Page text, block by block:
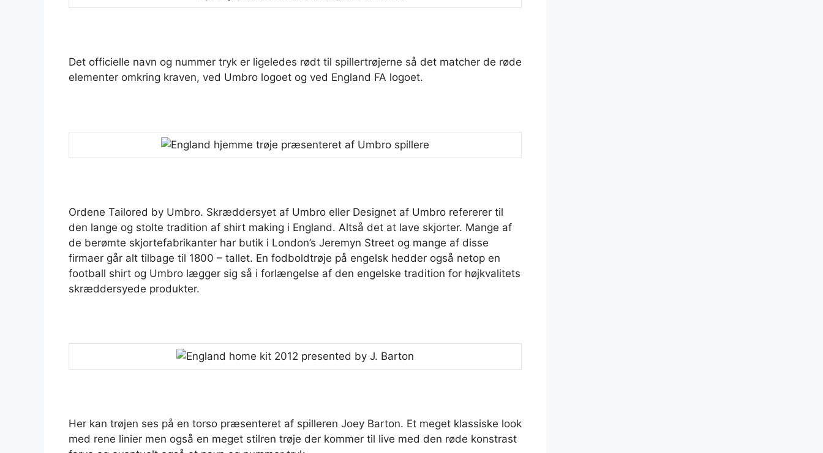
Det officielle navn og nummer tryk er ligeledes rødt til spillertrøjerne så det matcher de røde
elementer omkring kraven, ved Umbro logoet og ved England FA logoet.
Ordene Tailored by Umbro. Skræddersyet af Umbro eller Designet af Umbro refererer til
den lange og stolte tradition af shirt making i England. Altså det at lave skjorter. Mange af
de berømte skjortefabrikanter har butik i London’s Jeremyn Street og mange af disse
firmaer går alt tilbage til 1800 – tallet. En fodboldtrøje på engelsk hedder også netop en
football shirt og Umbro lægger sig så i forlængelse af den engelske tradition for højkvalitets
skræddersyede produkter.
Her kan trøjen ses på en torso præsenteret af spilleren Joey Barton. Et meget klassiske look
med rene linier men også en meget stilren trøje der kommer til live med den røde konstrast